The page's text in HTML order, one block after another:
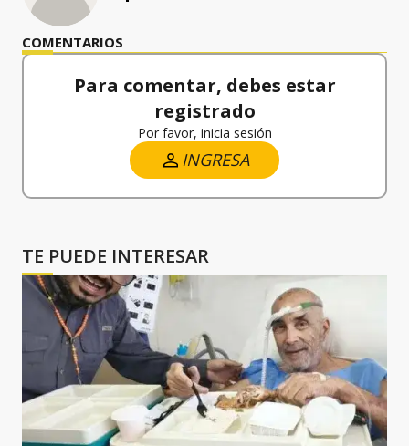
COMENTARIOS
Para comentar, debes estar
registrado
Por favor, inicia sesión
INGRESA
TE PUEDE INTERESAR